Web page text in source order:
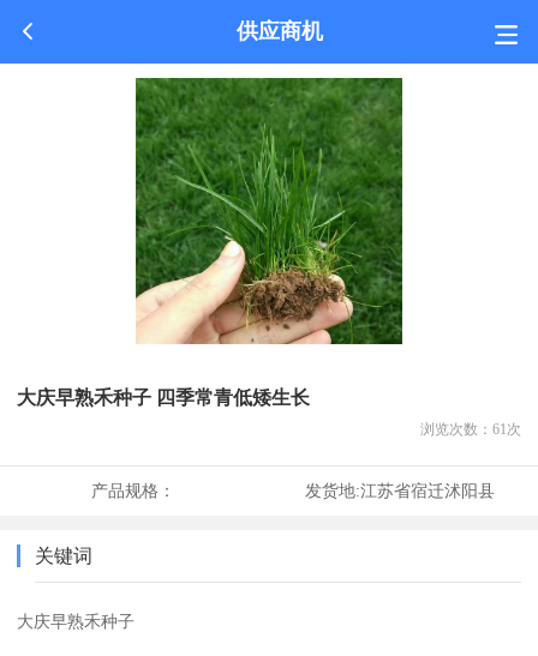
供应商机
大庆早熟禾种子 四季常青低矮生长
浏览次数： 61 次
产品规格： 发货地:江苏省宿迁沭阳县
关键词
大庆早熟禾种子